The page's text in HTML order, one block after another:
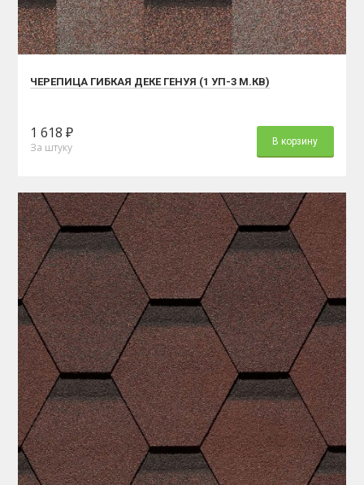
ЧЕРЕПИЦА ГИБКАЯ ДЕКЕ ГЕНУЯ (1 УП-3 М.КВ)
1 618 ₽
За штуку В корзину